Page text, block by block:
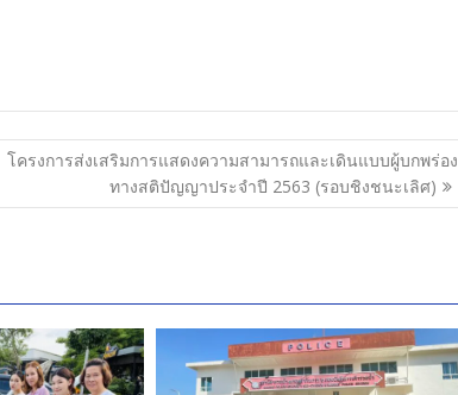
โครงการส่งเสริมการแสดงความสามารถและเดินแบบผู้บกพร่อง
ทางสติปัญญาประจําปี 2563 (รอบชิงชนะเลิศ)